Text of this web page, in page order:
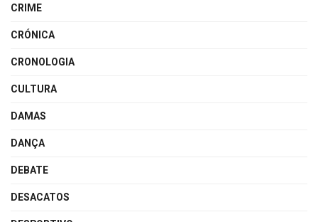
CRIME
CRÓNICA
CRONOLOGIA
CULTURA
DAMAS
DANÇA
DEBATE
DESACATOS